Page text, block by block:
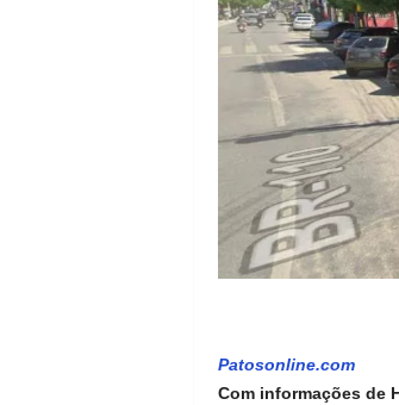
Patosonline.com
Com informações de